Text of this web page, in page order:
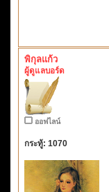
พิกุลแก้ว
ผู้ดูแลบอร์ด
ออฟไลน์
กระทู้: 1070